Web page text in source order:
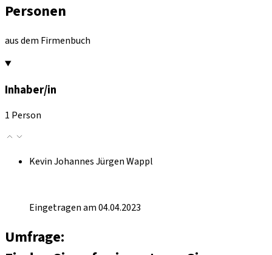
Personen
aus dem Firmenbuch
Inhaber/in
1 Person
Kevin Johannes Jürgen Wappl
Eingetragen am 04.04.2023
Umfrage: